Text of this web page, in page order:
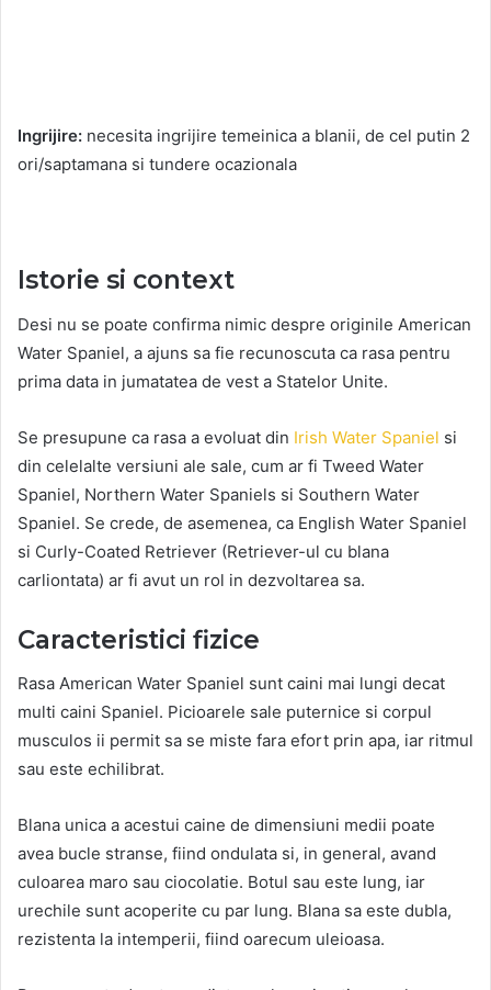
Ingrijire: necesita ingrijire temeinica a blanii, de cel putin 2
ori/saptamana si tundere ocazionala
Istorie si context
Desi nu se poate confirma nimic despre originile American
Water Spaniel, a ajuns sa fie recunoscuta ca rasa pentru
prima data in jumatatea de vest a Statelor Unite.
Se presupune ca rasa a evoluat din Irish Water Spaniel si
din celelalte versiuni ale sale, cum ar fi Tweed Water
Spaniel, Northern Water Spaniels si Southern Water
Spaniel. Se crede, de asemenea, ca English Water Spaniel
si Curly-Coated Retriever (Retriever-ul cu blana
carliontata) ar fi avut un rol in dezvoltarea sa.
Caracteristici fizice
Rasa American Water Spaniel sunt caini mai lungi decat
multi caini Spaniel. Picioarele sale puternice si corpul
musculos ii permit sa se miste fara efort prin apa, iar ritmul
sau este echilibrat.
Blana unica a acestui caine de dimensiuni medii poate
avea bucle stranse, fiind ondulata si, in general, avand
culoarea maro sau ciocolatie. Botul sau este lung, iar
urechile sunt acoperite cu par lung. Blana sa este dubla,
rezistenta la intemperii, fiind oarecum uleioasa.